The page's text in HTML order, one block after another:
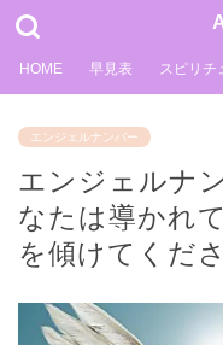
HOME 早見表 スピリチ
エンジェルナンバー
エンジェルナ
なたは導かれ
を傾けてくださ